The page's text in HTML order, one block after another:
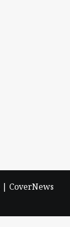
| CoverNews